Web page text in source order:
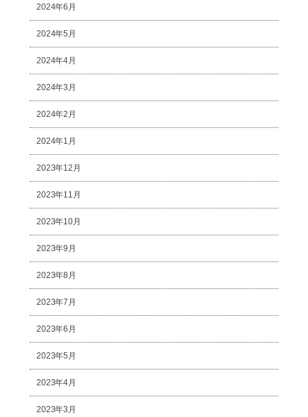
2024年6月
2024年5月
2024年4月
2024年3月
2024年2月
2024年1月
2023年12月
2023年11月
2023年10月
2023年9月
2023年8月
2023年7月
2023年6月
2023年5月
2023年4月
2023年3月